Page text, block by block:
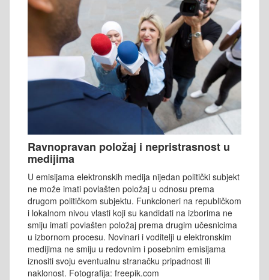
Ravnopravan položaj i nepristrasnost u
medijima
U emisijama elektronskih medija nijedan politički subjekt
ne može imati povlašten položaj u odnosu prema
drugom političkom subjektu. Funkcioneri na republičkom
i lokalnom nivou vlasti koji su kandidati na izborima ne
smiju imati povlašten položaj prema drugim učesnicima
u izbornom procesu. Novinari i voditelji u elektronskim
medijima ne smiju u redovnim i posebnim emisijama
iznositi svoju eventualnu stranačku pripadnost ili
naklonost. Fotografija: freepik.com